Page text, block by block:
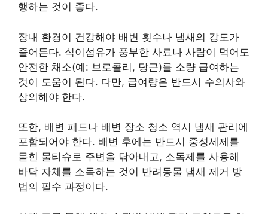
행하는 것이 좋다.
장내 환경이 건강해야 배변 횟수나 냄새의 강도가
줄어든다. 식이섬유가 풍부한 사료나 사람이 먹어도
안전한 채소(예: 브로콜리, 당근)를 소량 급여하는
것이 도움이 된다. 다만, 급여량은 반드시 수의사와
상의해야 한다.
또한, 배변 패드나 배변 장소 청소 역시 냄새 관리에
포함되어야 한다. 배변 후에는 반드시 중성세제를
묻힌 물티슈로 주변을 닦아내고, 소독제를 사용해
바닥 자체를 소독하는 것이 반려동물 냄새 제거 방
법의 필수 과정이다.